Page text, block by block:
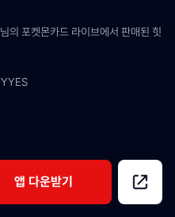
의 포켓몬카드 라이브에서 판매된 힛
앱 다운받기